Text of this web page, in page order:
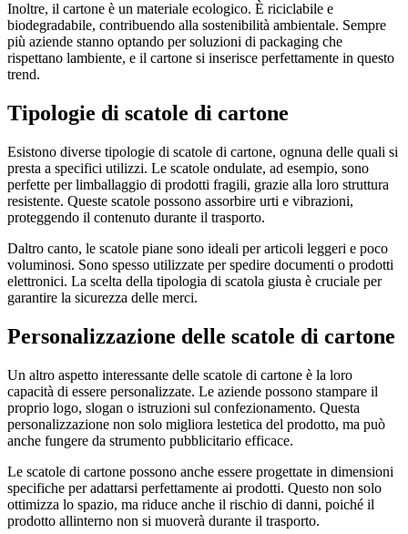
Inoltre, il cartone è un materiale ecologico. È riciclabile e
biodegradabile, contribuendo alla sostenibilità ambientale. Sempre
più aziende stanno optando per soluzioni di packaging che
rispettano lambiente, e il cartone si inserisce perfettamente in questo
trend.
Tipologie di scatole di cartone
Esistono diverse tipologie di scatole di cartone, ognuna delle quali si
presta a specifici utilizzi. Le scatole ondulate, ad esempio, sono
perfette per limballaggio di prodotti fragili, grazie alla loro struttura
resistente. Queste scatole possono assorbire urti e vibrazioni,
proteggendo il contenuto durante il trasporto.
Daltro canto, le scatole piane sono ideali per articoli leggeri e poco
voluminosi. Sono spesso utilizzate per spedire documenti o prodotti
elettronici. La scelta della tipologia di scatola giusta è cruciale per
garantire la sicurezza delle merci.
Personalizzazione delle scatole di cartone
Un altro aspetto interessante delle scatole di cartone è la loro
capacità di essere personalizzate. Le aziende possono stampare il
proprio logo, slogan o istruzioni sul confezionamento. Questa
personalizzazione non solo migliora lestetica del prodotto, ma può
anche fungere da strumento pubblicitario efficace.
Le scatole di cartone possono anche essere progettate in dimensioni
specifiche per adattarsi perfettamente ai prodotti. Questo non solo
ottimizza lo spazio, ma riduce anche il rischio di danni, poiché il
prodotto allinterno non si muoverà durante il trasporto.